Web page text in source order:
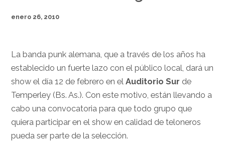
enero 26, 2010
La banda punk alemana, que a través de los años ha
establecido un fuerte lazo con el público local, dará un
show el día 12 de febrero en elAuditorio Sur de
Temperley (Bs. As.). Con este motivo, están llevando a
cabo una convocatoria para que todo grupo que
quiera participar en el show en calidad de teloneros
pueda ser parte de la selección.